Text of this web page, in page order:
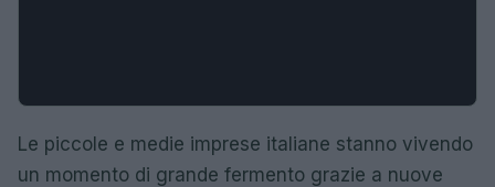
Le piccole e medie imprese italiane stanno vivendo
un momento di grande fermento grazie a nuove